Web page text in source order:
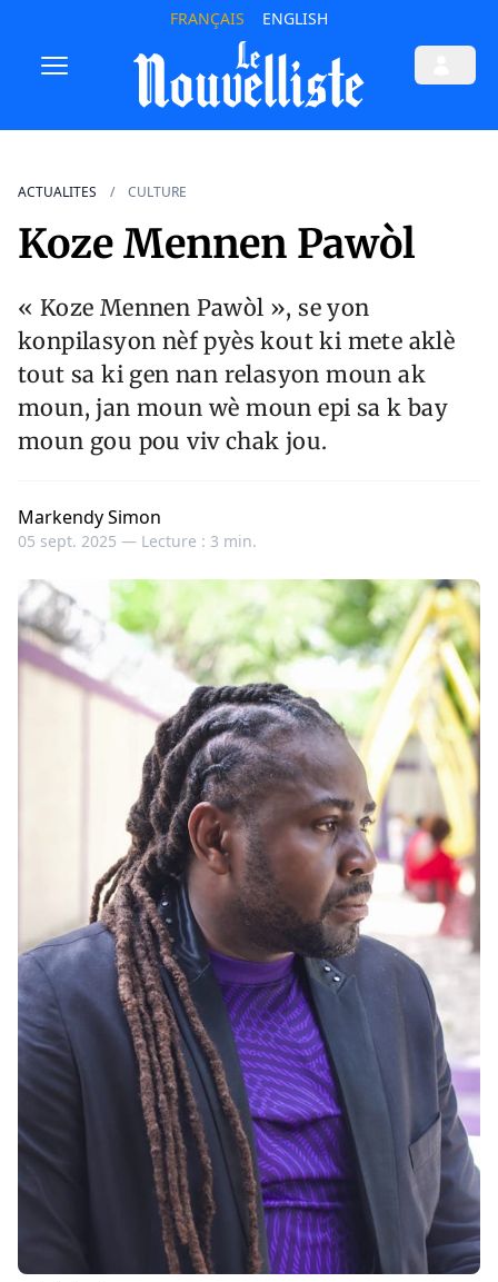
FRANÇAIS ENGLISH
ACTUALITES CULTURE
Koze Mennen Pawòl
« Koze Mennen Pawòl », se yon
konpilasyon nèf pyès kout ki mete aklè
tout sa ki gen nan relasyon moun ak
moun, jan moun wè moun epi sa k bay
moun gou pou viv chak jou.
Markendy Simon
05 sept. 2025 — Lecture : 3 min.